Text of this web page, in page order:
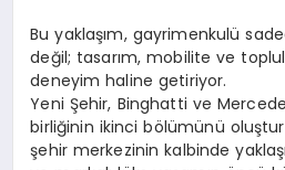
Bu yaklaşım, gayrimenkulü
değil; tasarım, mobilite ve
deneyim haline getiriyor.
Yeni Şehir, Binghatti ve
birliğinin ikinci bölümünü oluş
şehir merkezinin kalbinde yakla